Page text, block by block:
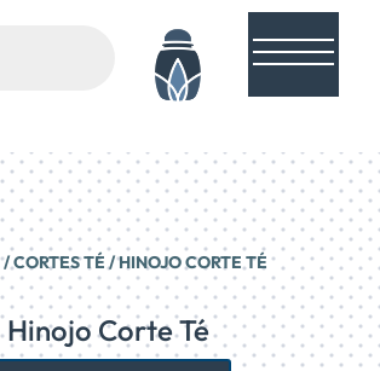
/CORTES TÉ/ HINOJO CORTE TÉ
Hinojo Corte Té